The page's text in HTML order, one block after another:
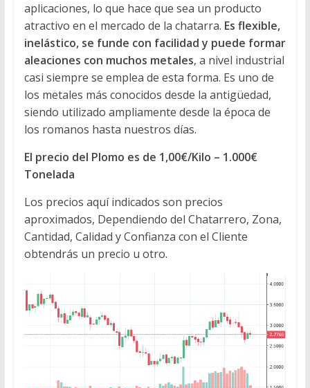
aplicaciones, lo que hace que sea un producto
atractivo en el mercado de la chatarra. Es flexible,
inelástico, se funde con facilidad y puede formar
aleaciones con muchos metales, a nivel industrial
casi siempre se emplea de esta forma. Es uno de
los metales más conocidos desde la antigüedad,
siendo utilizado ampliamente desde la época de
los romanos hasta nuestros días.
El precio del Plomo es de 1,00€/Kilo – 1.000€
Tonelada
Los precios aquí indicados son precios
aproximados, Dependiendo del Chatarrero, Zona,
Cantidad, Calidad y Confianza con el Cliente
obtendrás un precio u otro.